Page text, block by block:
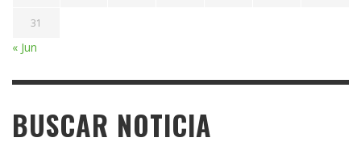
31
« Jun
BUSCAR NOTICIA